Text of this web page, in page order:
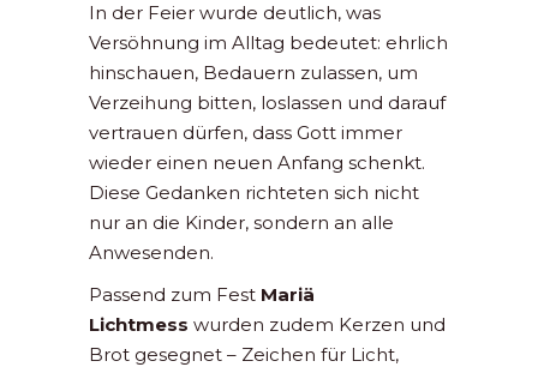
In der Feier wurde deutlich, was
Versöhnung im Alltag bedeutet: ehrlich
hinschauen, Bedauern zulassen, um
Verzeihung bitten, loslassen und darauf
vertrauen dürfen, dass Gott immer
wieder einen neuen Anfang schenkt.
Diese Gedanken richteten sich nicht
nur an die Kinder, sondern an alle
Anwesenden.
Passend zum Fest Mariä
Lichtmess wurden zudem Kerzen und
Brot gesegnet – Zeichen für Licht,